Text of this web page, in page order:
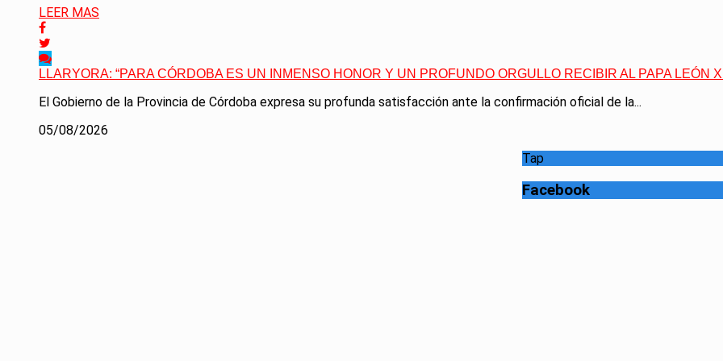
LEER MAS
LLARYORA: “PARA CÓRDOBA ES UN INMENSO HONOR Y UN PROFUNDO ORGULLO RECIBIR AL PAPA LEÓN
El Gobierno de la Provincia de Córdoba expresa su profunda satisfacción ante la confirmación oficial de la...
05/08/2026
Tap
Facebook